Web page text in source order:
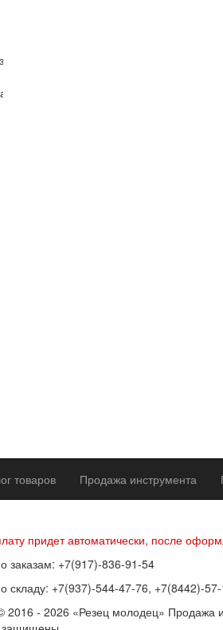
)
товаров Продажа инструмента
придет автоматически, после
заказам: +7(917)-836-91-54
складу: +7(937)-544-47-76, +7(8442)-
2016 - 2026 «Резец молодец» Продажа